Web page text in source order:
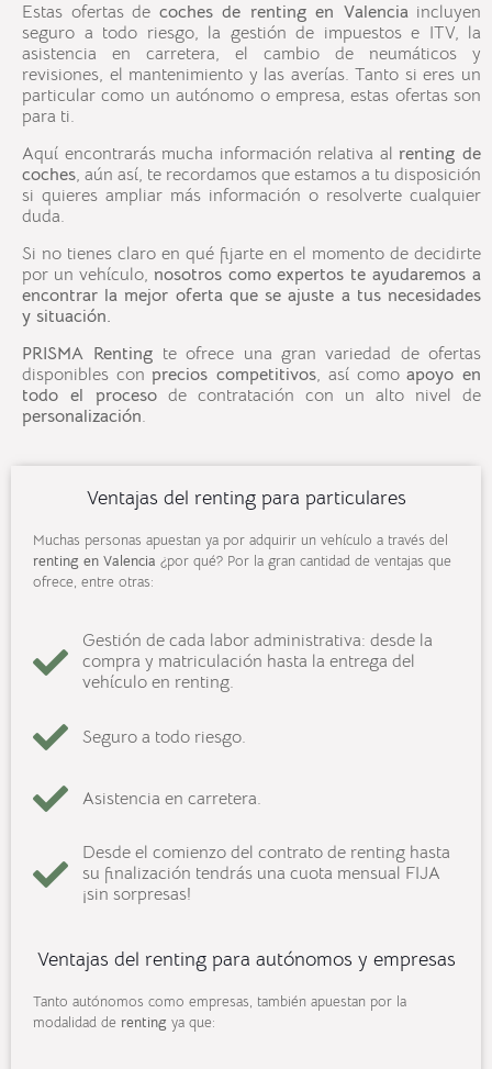
Estas ofertas de coches de renting en Valenciaincluyen
seguro a todo riesgo, la gestión de impuestos e ITV, la
asistencia en carretera, el cambio de neumáticos y
revisiones, el mantenimiento y las averías. Tanto si eres un
particular como un autónomo o empresa, estas ofertas son
para ti.
Aquí encontrarás mucha información relativa al renting de
coches, aún así, te recordamos que estamos a tu disposición
si quieres ampliar más información o resolverte cualquier
duda.
Si no tienes claro en qué fijarte en el momento de decidirte
por un vehículo, nosotros como expertos te ayudaremos a
encontrar la mejor oferta que se ajuste a tus necesidades
y situación.
PRISMA Renting te ofrece una gran variedad de ofertas
disponibles con precios competitivos, así comoapoyo en
todo el proceso de contratación con un alto nivel de
personalización.
Ventajas del renting para particulares
Muchas personas apuestan ya por adquirir un vehículo a través del
renting en Valencia ¿por qué? Por la gran cantidad de ventajas que
ofrece, entre otras:
Gestión de cada labor administrativa: desde la
compra y matriculación hasta la entrega del
vehículo en renting.
Seguro a todo riesgo.
Asistencia en carretera.
Desde el comienzo del contrato de renting hasta
su finalización tendrás una cuota mensual FIJA
¡sin sorpresas!
Ventajas del renting para autónomos y empresas
Tanto autónomos como empresas, también apuestan por la
modalidad de renting ya que: